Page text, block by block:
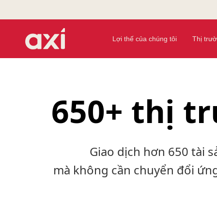
Lợi thế của chúng tôi Thị
650+ thị
Giao dịch hơn 650 tài
mà không cần chuyển đổi